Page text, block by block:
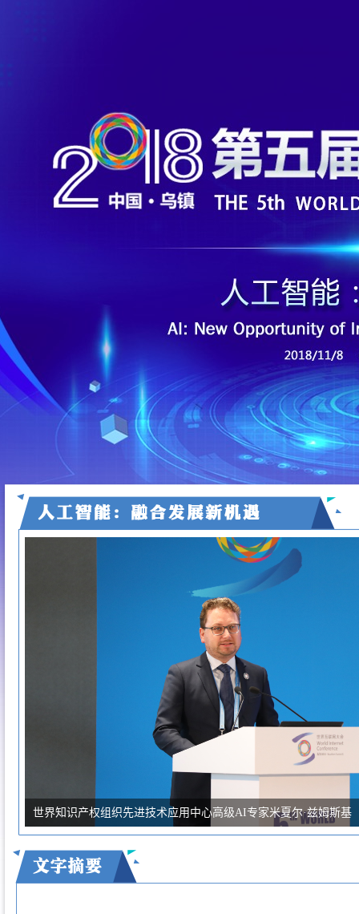
世界知识产权组织先进技术应用中心高级AI专家米夏尔·兹姆斯基